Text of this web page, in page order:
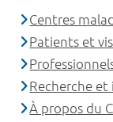
Centres
Patients et
Recherche
À propos du